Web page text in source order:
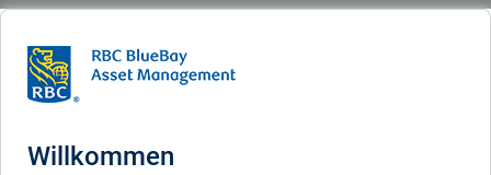
What we think
Willkommen